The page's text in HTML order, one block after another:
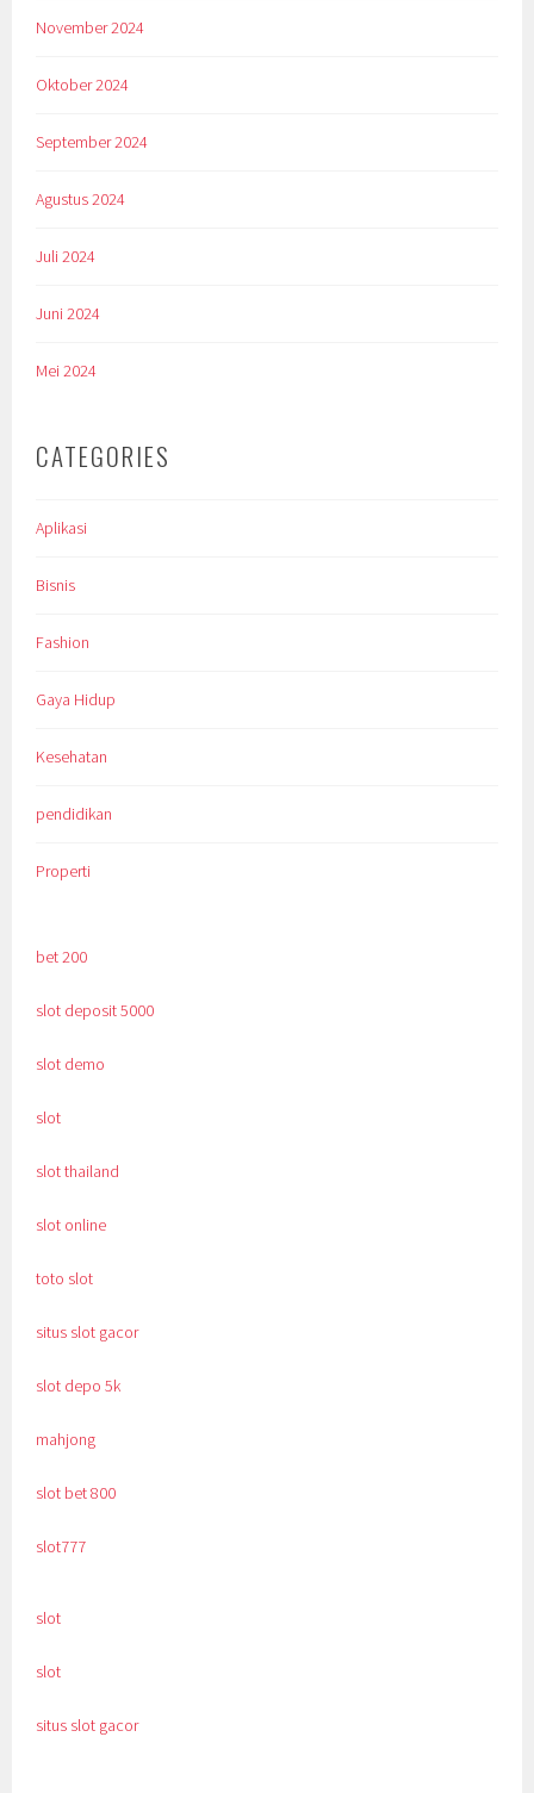
November 2024
Oktober 2024
September 2024
Agustus 2024
Juli 2024
Juni 2024
Mei 2024
CATEGORIES
Aplikasi
Bisnis
Fashion
Gaya Hidup
Kesehatan
pendidikan
Properti
bet 200
slot deposit 5000
slot demo
slot
slot thailand
slot online
toto slot
situs slot gacor
slot depo 5k
mahjong
slot bet 800
slot777
slot
slot
situs slot gacor